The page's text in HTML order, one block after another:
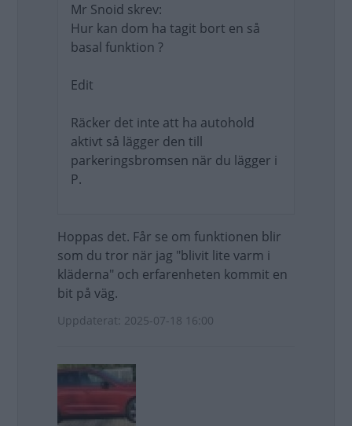
Mr Snoid skrev:
Hur kan dom ha tagit bort en så
basal funktion ?
Edit
Räcker det inte att ha autohold
aktivt så lägger den till
parkeringsbromsen när du lägger i
P.
Hoppas det. Får se om funktionen blir
som du tror när jag "blivit lite varm i
kläderna" och erfarenheten kommit en
bit på väg.
Uppdaterat: 2025-07-18 16:00